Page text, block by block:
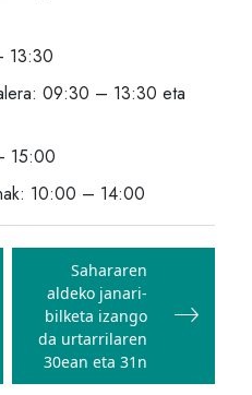
13:30
09:30 – 13:30 eta
15:00
10:00 – 14:00
Sahararen
aldeko janari-
bilketa izango
da urtarrilaren
30ean eta 31n